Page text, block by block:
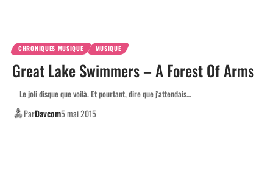
CHRONIQUES MUSIQUE MUSIQUE
Great Lake Swimmers – A Forest Of Arms
Le joli disque que voilà. Et pourtant, dire que j'attendais…
ParDavcom5 mai 2015